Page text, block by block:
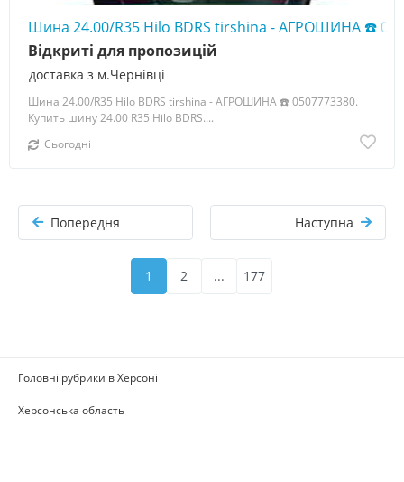
Шина 24.00/R35 Hilo BDRS tirshina - АГРОШИНА ☎️
доставка з м.Чернівці
Відкриті для пропозицій
Шина 24.00/R35 Hilo BDRS tirshina - АГРОШИНА ☎️ 0507773380.
Купить шину 24.00 R35 Hilo BDRS....
Сьогодні
Попередня Наступна
1 2 ... 177
Головні рубрики в Херсоні
Херсонська область